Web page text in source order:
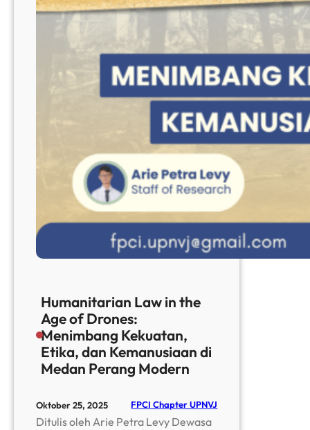
Humanitarian Law in the
Age of Drones:
Menimbang Kekuatan,
Etika, dan Kemanusiaan di
Medan Perang Modern
Oktober 25, 2025 FPCI Chapter UPNVJ
Ditulis oleh Arie Petra Levy Dewasa